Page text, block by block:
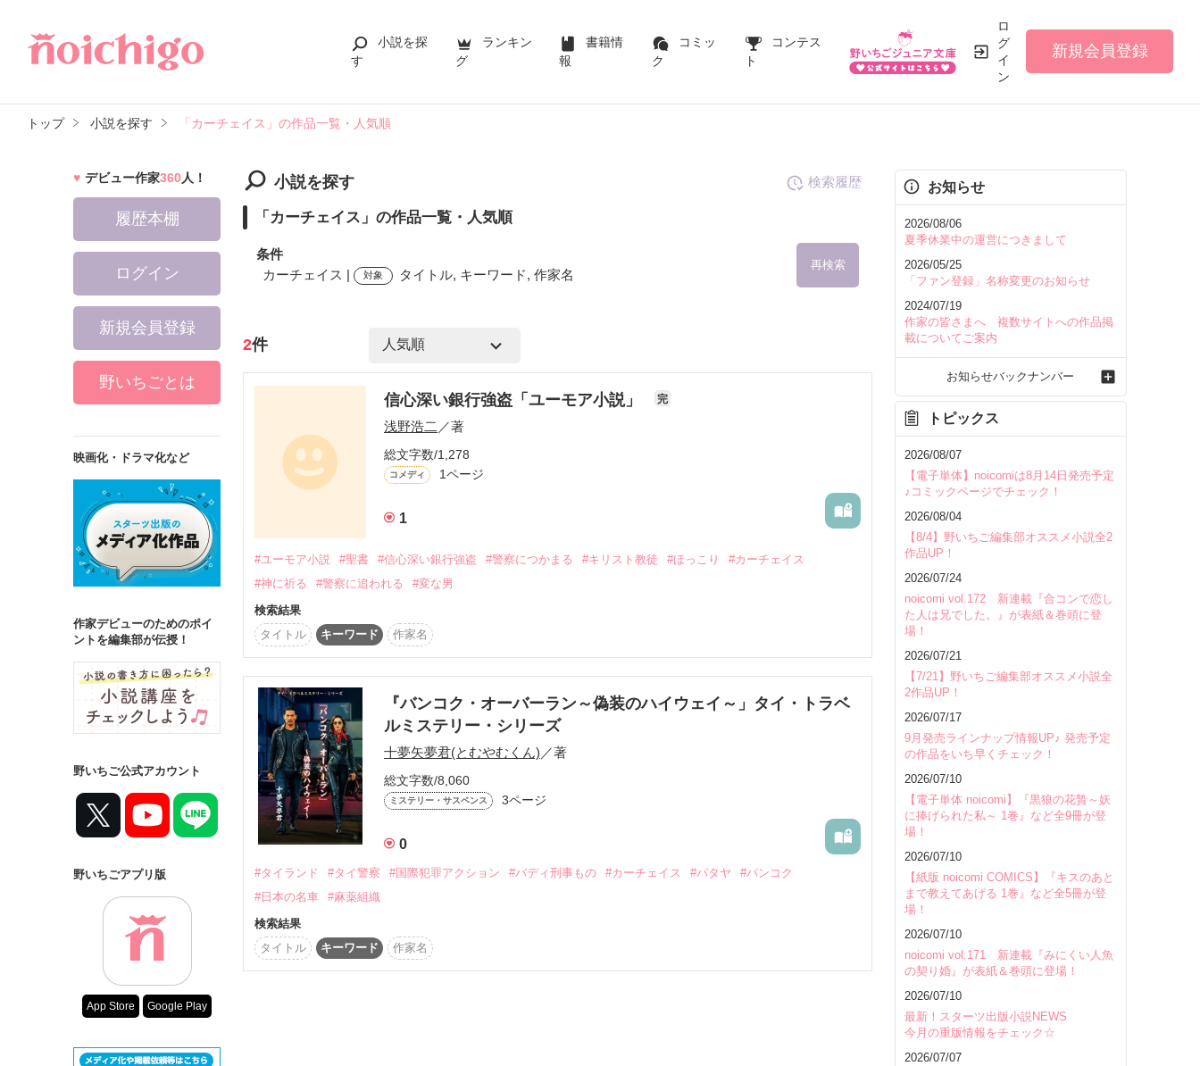
小説を探
す
ランキン
グ
書籍情
報
コミッ
ク
コンテス
ト
ロ
グ
イ
ン
新規会員登録
トップ 小説を探す 「カーチェイス」の作品一覧・人気順
小説を探す
「カーチェイス」の作品一覧・人気順
条件
カーチェイス |
対象 タイトル, キーワード, 作家名
再検索
を含む
詳しく検索
タイトル
ジャンル
全て
更新中
作品の長さ
長編
中編 短編
コンテスト
超短編で謎をしかけろ！100文字ミステリーコンテスト
復刻！夏の野いちごビギナーズ応援コンテスト～中・長編チャレンジ！～
500文字の不気味なテスト、募集中。
200文字でゾッ！こわい短編コンテスト
スターツ出版小説投稿サイト合同企画「1話からの長編大賞」野いちご！会場
検索履歴
2件
信心深い銀行強盗「ユーモア小説」 完
浅野浩二 ／著
総文字数/1,278
コメディ 1ページ
1
#ユーモア小説 #聖書 #信心深い銀行強盗 #警察につかまる #キリスト教徒 #ほっこり
#カーチェイス
#神に祈る
#警察に追われる
#変な男
検索結果
タイトル
キーワード 作家名
『バンコク・オーバーラン～偽装のハイウェイ～」タイ・トラベ
ルミステリー・シリーズ
十夢矢夢君(とむやむくん) ／著
総文字数/8,060
ミステリー・サスペンス 3ページ
0
#タイランド #タイ警察 #国際犯罪アクション #バディ刑事もの #カーチェイス #パタヤ
#バンコク
#日本の名車
#麻薬組織
検索結果
タイトル
キーワード 作家名
デビュー作家360人！
履歴本棚
ログイン
新規会員登録
野いちごとは
映画化・ドラマ化など
作家デビューのためのポイ
ントを編集部が伝授！
野いちご公式アカウント
野いちごアプリ版
App Store Google Play
お知らせ
2026/08/06
夏季休業中の運営につきまして
2026/05/25
「ファン登録」名称変更のお知らせ
2024/07/19
作家の皆さまへ 複数サイトへの作品掲
載についてご案内
お知らせバックナンバー
トピックス
2026/08/07
【電子単体】noicomiは8月14日発売予定
♪コミックページでチェック！
2026/08/04
【8/4】野いちご編集部オススメ小説全2
作品UP！
2026/07/24
noicomi vol.172 新連載『合コンで恋し
た人は兄でした。』が表紙＆巻頭に登
場！
2026/07/21
【7/21】野いちご編集部オススメ小説全
2作品UP！
2026/07/17
9月発売ラインナップ情報UP♪ 発売予定
の作品をいち早くチェック！
2026/07/10
【電子単体 noicomi】『黒狼の花贄～妖
に捧げられた私～ 1巻』など全9冊が登
場！
2026/07/10
【紙版 noicomi COMICS】『キスのあと
まで教えてあげる 1巻』など全5冊が登
場！
2026/07/10
noicomi vol.171 新連載『みにくい人魚
の契り婚』が表紙＆巻頭に登場！
2026/07/10
最新！スターツ出版小説NEWS
今月の重版情報をチェック☆
2026/07/07